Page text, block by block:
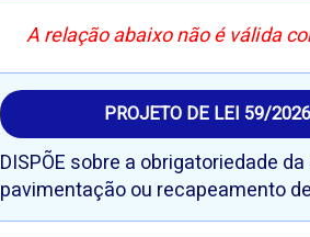
A relação abaixo não é válida
PROJETO DE LEI 59/2026
DISPÕE sobre a obrigatoriedade
pavimentação ou recapeamento